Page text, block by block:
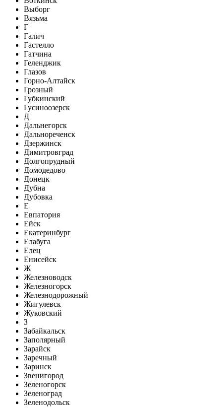
Выборг
Вязьма
Г
Галич
Гастелло
Гатчина
Геленджик
Глазов
Горно-Алтайск
Грозный
Губкинский
Гусиноозерск
Д
Дальнегорск
Дальнореченск
Дзержинск
Димитровград
Долгопрудный
Домодедово
Донецк
Дубна
Дубовка
Е
Евпатория
Ейск
Екатеринбург
Елабуга
Елец
Енисейск
Ж
Железноводск
Железногорск
Железнодорожный
Жигулевск
Жуковский
З
Забайкальск
Заполярный
Зарайск
Заречный
Заринск
Звенигород
Зеленогорск
Зеленоград
Зеленодольск